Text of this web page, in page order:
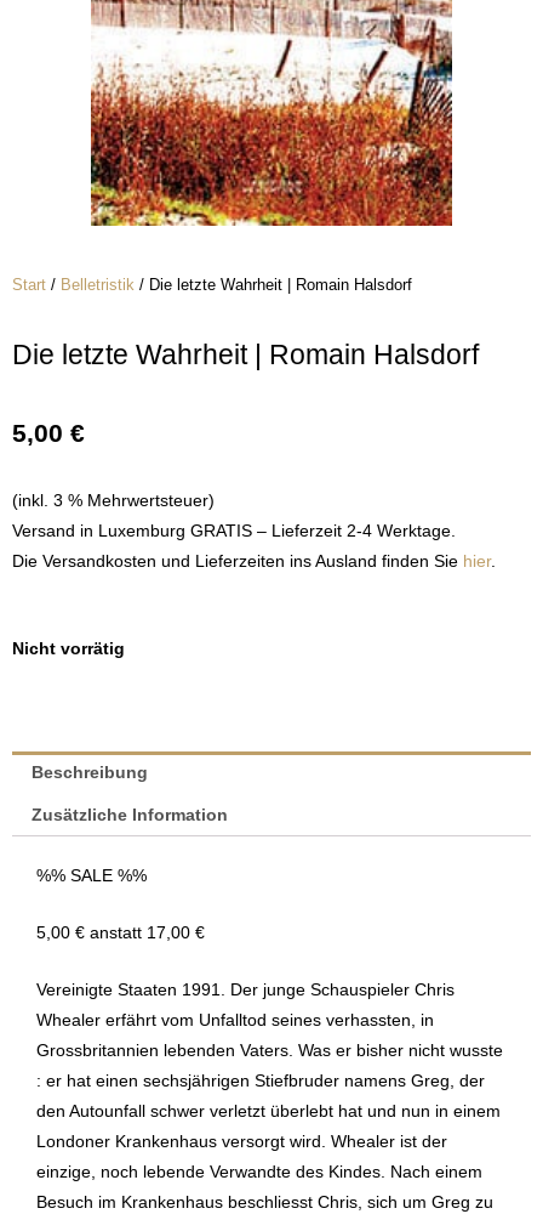
Start / Belletristik / Die letzte Wahrheit | Romain Halsdorf
Die letzte Wahrheit | Romain Halsdorf
5,00 €
(inkl. 3 % Mehrwertsteuer)
Versand in Luxemburg GRATIS – Lieferzeit 2-4 Werktage.
Die Versandkosten und Lieferzeiten ins Ausland finden Sie hier.
Nicht vorrätig
Beschreibung
Zusätzliche Information
%% SALE %%
5,00 € anstatt 17,00 €
Vereinigte Staaten 1991. Der junge Schauspieler Chris
Whealer erfährt vom Unfalltod seines verhassten, in
Grossbritannien lebenden Vaters. Was er bisher nicht wusste
: er hat einen sechsjährigen Stiefbruder namens Greg, der
den Autounfall schwer verletzt überlebt hat und nun in einem
Londoner Krankenhaus versorgt wird. Whealer ist der
einzige, noch lebende Verwandte des Kindes. Nach einem
Besuch im Krankenhaus beschliesst Chris, sich um Greg zu